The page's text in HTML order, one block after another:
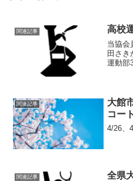
関連記事 高校
当協会
田さき
運動部
関連記事
大館
コート
4/26、
関連記事 全県